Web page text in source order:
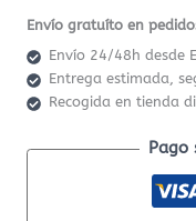
Envío gratuíto en
Envío 24/48h desde
Entrega estimada,
Recogida en tienda